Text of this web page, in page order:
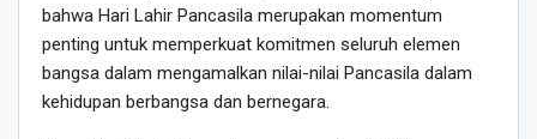
bahwa Hari Lahir Pancasila merupakan momentum
penting untuk memperkuat komitmen seluruh elemen
bangsa dalam mengamalkan nilai-nilai Pancasila dalam
kehidupan berbangsa dan bernegara.